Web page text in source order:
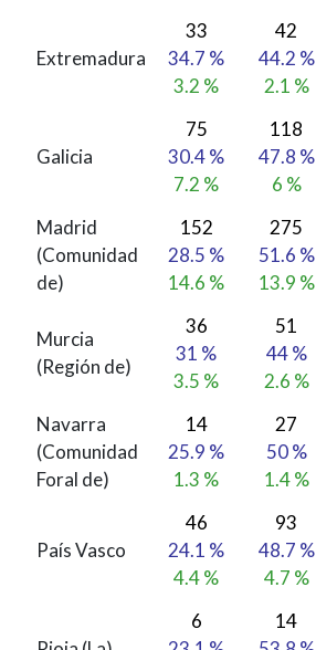
Extremadura
33
34.7 %
3.2 %
42
44.2 %
2.1 %
Galicia
75
30.4 %
7.2 %
118
47.8 %
6 %
Madrid
(Comunidad
de)
152
28.5 %
14.6 %
275
51.6 %
13.9 %
Murcia
(Región de)
36
31 %
3.5 %
51
44 %
2.6 %
Navarra
(Comunidad
Foral de)
14
25.9 %
1.3 %
27
50 %
1.4 %
País Vasco
46
24.1 %
4.4 %
93
48.7 %
4.7 %
6
14